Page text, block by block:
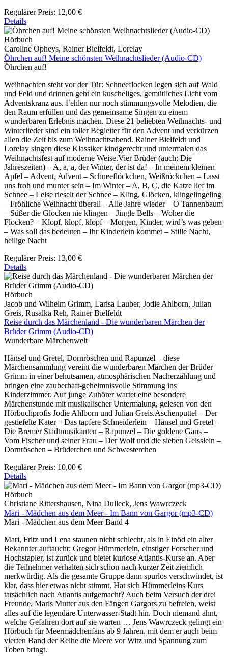
Regulärer Preis: 12,00 €
Details
Hörbuch
Caroline Opheys, Rainer Bielfeldt, Lorelay
Öhrchen auf! Meine schönsten Weihnachtslieder (Audio-CD)
Öhrchen auf!
Weihnachten steht vor der Tür: Schneeflocken legen sich auf Wald
und Feld und drinnen geht ein kuscheliges, gemütliches Licht vom
Adventskranz aus. Fehlen nur noch stimmungsvolle Melodien, die
den Raum erfüllen und das gemeinsame Singen zu einem
wunderbaren Erlebnis machen. Diese 21 beliebten Weihnachts- und
Winterlieder sind ein toller Begleiter für den Advent und verkürzen
allen die Zeit bis zum Weihnachtsabend. Rainer Bielfeldt und
Lorelay singen diese Klassiker kindgerecht und untermalen das
Weihnachtsfest auf moderne Weise.Vier Brüder (auch: Die
Jahreszeiten) – A, a, a, der Winter, der ist da! – In meinem kleinen
Apfel – Advent, Advent – Schneeflöckchen, Weißröckchen – Lasst
uns froh und munter sein – Im Winter – A, B, C, die Katze lief im
Schnee – Leise rieselt der Schnee – Kling, Glöcken, klingelingeling
– Fröhliche Weihnacht überall – Alle Jahre wieder – O Tannenbaum
– Süßer die Glocken nie klingen – Jingle Bells – Woher die
Flocken? – Klopf, klopf, klopf – Morgen, Kinder, wird’s was geben
– Was soll das bedeuten – Ihr Kinderlein kommet – Stille Nacht,
heilige Nacht
Regulärer Preis: 13,00 €
Details
Hörbuch
Jacob und Wilhelm Grimm, Larisa Lauber, Jodie Ahlborn, Julian
Greis, Rusalka Reh, Rainer Bielfeldt
Reise durch das Märchenland - Die wunderbaren Märchen der
Brüder Grimm (Audio-CD)
Wunderbare Märchenwelt
Hänsel und Gretel, Dornröschen und Rapunzel – diese
Märchensammlung vereint die wunderbaren Märchen der Brüder
Grimm in einer behutsamen, atmosphärischen Nacherzählung und
bringen eine zauberhaft-geheimnisvolle Stimmung ins
Kinderzimmer. Auf junge Zuhörer wartet eine besondere
Märchenstunde mit musikalischer Untermalung, gelesen von den
Hörbuchprofis Jodie Ahlborn und Julian Greis.Aschenputtel – Der
gestiefelte Kater – Das tapfere Schneiderlein – Hänsel und Gretel –
Die Bremer Stadtmusikanten – Rapunzel – Die goldene Gans –
Vom Fischer und seiner Frau – Der Wolf und die sieben Geisslein –
Dornröschen – Brüderchen und Schwesterchen
Regulärer Preis: 10,00 €
Details
Hörbuch
Christiane Rittershausen, Nina Dulleck, Jens Wawrczeck
Mari - Mädchen aus dem Meer - Im Bann von Gargor (mp3-CD)
Mari - Mädchen aus dem Meer Band 4
Mari, Fritz und Lena staunen nicht schlecht, als in Einöd ein alter
Bekannter auftaucht: Gregor Hümmerlein, einstiger Forscher und
Hochstapler, ist zurück und bietet kuriose Atlantis-Kurse an. Aber
die Teilnehmer verhalten sich schon nach kurzer Zeit ziemlich
merkwürdig. Als die gesamte Gruppe dann spurlos verschwindet, ist
klar, dass hier etwas nicht stimmt. Hat sich Hümmerleins Kurs
tatsächlich nach Atlantis aufgemacht? Auch beim Versuch der drei
Freunde, Maris Mutter aus den Fängen Gargors zu befreien, weist
alles auf die legendäre Unterwasser-Stadt hin. Doch niemand ahnt,
welche Gefahren dort auf sie warten … Jens Wawrczeck gelingt ein
Hörbuch für Meermädchenfans ab 9 Jahren, mit dem er auch beim
vierten Band der Reihe die Meere vor Witz und Spannung zum
Toben bringt.